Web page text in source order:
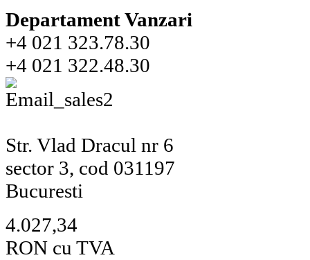
Departament Vanzari
+4 021 323.78.30
+4 021 322.48.30
Str. Vlad Dracul nr 6
sector 3, cod 031197
Bucuresti
4.027,34
RON cu TVA